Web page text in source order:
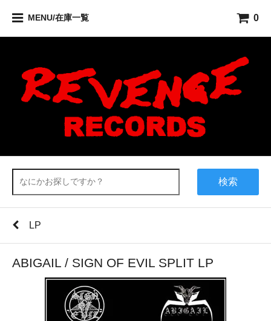
MENU/在庫一覧 0
検索
LP
ABIGAIL / SIGN OF EVIL SPLIT LP